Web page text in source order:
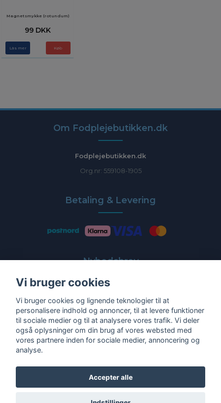
Magnetsmykke (rotundum)
99 DKK
Läs mer
Om Fodplejebutikken.dk
Fodplejebutikken.dk
Org.nr: 559108-1905
Betaling & Levering
Nyhedsbrev
Få de nyeste tilbud og nyheder direkte i din indbakke
E-post
Vi bruger cookies
Vi bruger cookies og lignende teknologier til at
personalisere indhold og annoncer, til at levere funktioner
til sociale medier og til at analysere vores trafik. Vi deler
også oplysninger om din brug af vores websted med
vores partnere inden for sociale medier, annoncering og
analyse.
Accepter alle